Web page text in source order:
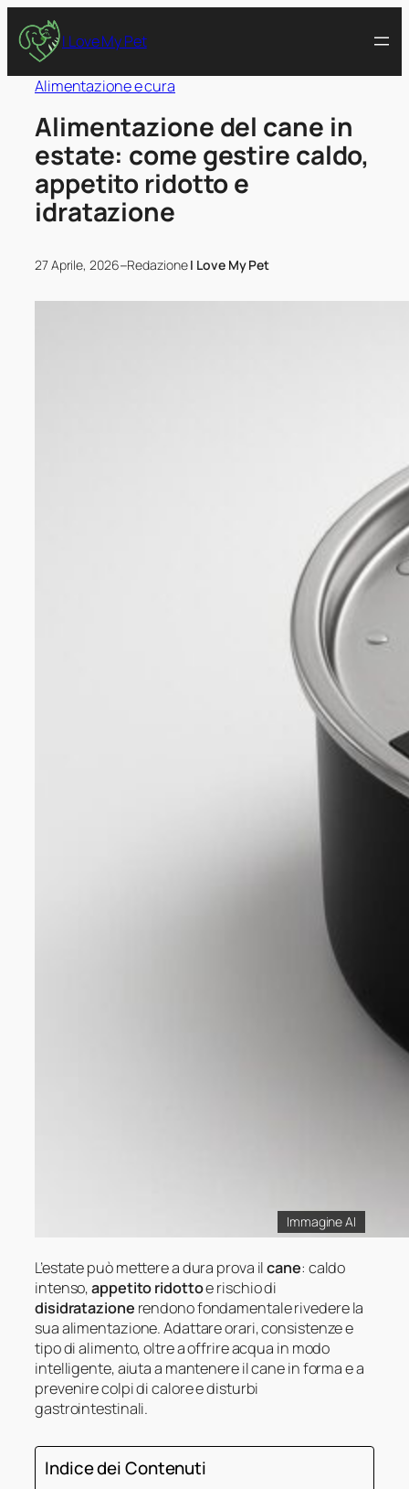
I Love My Pet
Alimentazione e cura
Alimentazione del cane in
estate: come gestire caldo,
appetito ridotto e
idratazione
27 Aprile, 2026–RedazioneI Love My Pet
Immagine AI
L’estate può mettere a dura prova ilcane: caldo
intenso,appetito ridottoe rischio di
disidratazione rendono fondamentale rivedere la
sua alimentazione. Adattare orari, consistenze e
tipo di alimento, oltre a offrire acqua in modo
intelligente, aiuta a mantenere il cane in forma e a
prevenire colpi di calore e disturbi
gastrointestinali.
Indice dei Contenuti